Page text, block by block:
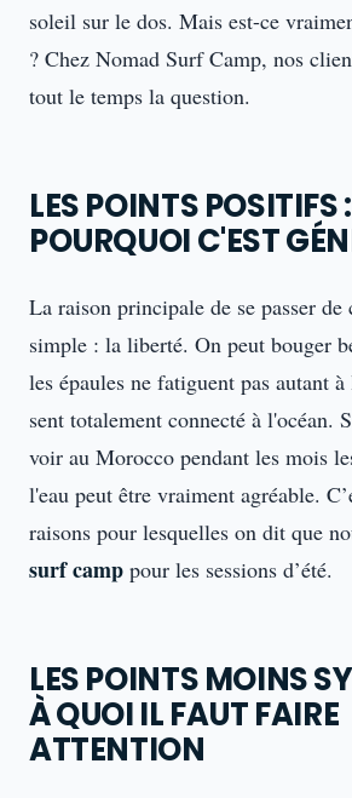
soleil sur le dos. Mais est-ce
? Chez Nomad Surf Camp, nos
tout le temps la question.
LES POINTS POSITIFS :
POURQUOI C'EST
La raison principale de se passer de
simple : la liberté. On peut bouger
les épaules ne fatiguent pas autant
sent totalement connecté à l'océan.
voir au Morocco pendant les mois
l'eau peut être vraiment agréable.
raisons pour lesquelles on dit que
surf camp pour les sessions d’été.
LES POINTS MOINS
À QUOI IL FAUT FAIRE
ATTENTION